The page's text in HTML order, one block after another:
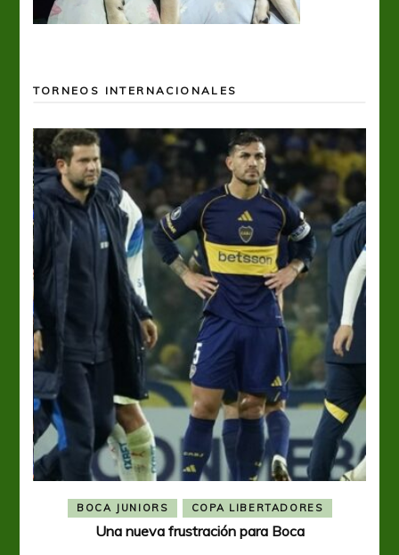
TORNEOS INTERNACIONALES
BOCA JUNIORS COPA LIBERTADORES
Una nueva frustración para Boca